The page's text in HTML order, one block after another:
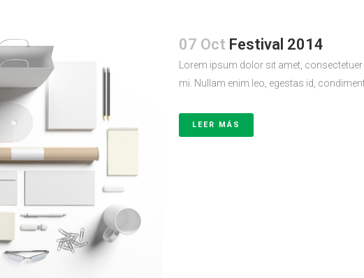
07 Oct Festival 2014
Lorem ipsum dolor sit amet,
mi. Nullam enim leo, egestas id,
LEER MÁS